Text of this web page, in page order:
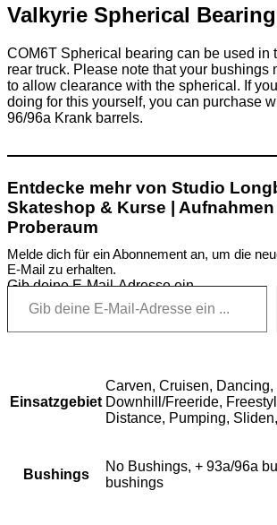
Valkyrie Spherical Bearing
COM6T Spherical bearing can be used in
rear truck. Please note that your bushings
to allow clearance with the spherical. If
doing for this yourself, you can purchase
96/96a Krank barrels.
Entdecke mehr von Studio
Skateshop & Kurse | Aufnahmen
Proberaum
Melde dich für ein Abonnement an, um die
E-Mail zu erhalten.
Gib deine E-Mail-Adresse ein ...
Einsatzgebiet
Carven, Cruisen, Dancing,
Downhill/Freeride,
Distance, Pumping,
Bushings
No Bushings, + 93a/96a
bushings